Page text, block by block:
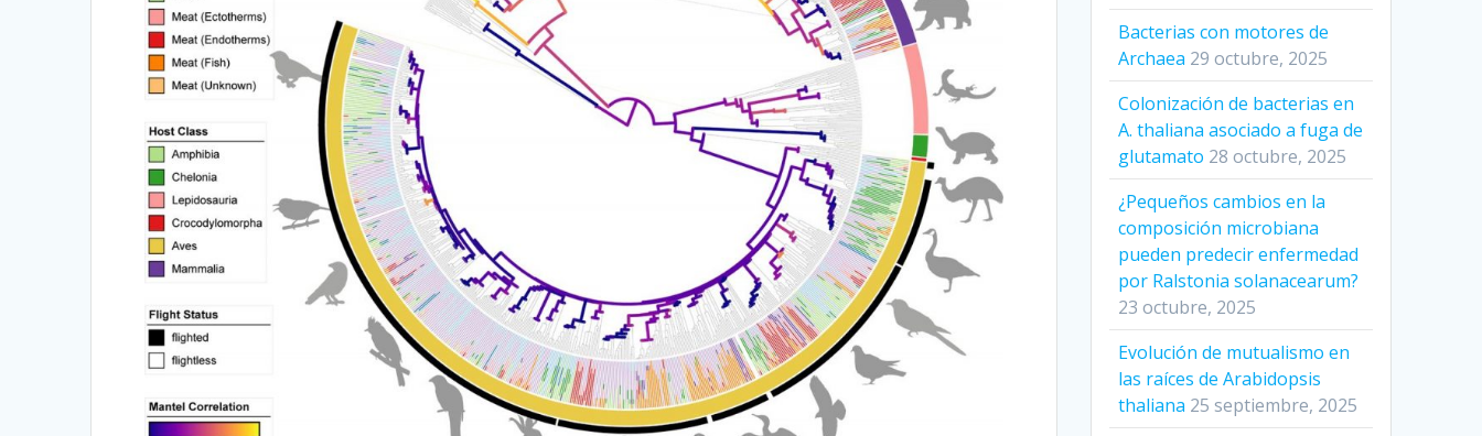
Bacterias con motores de
Archaea 29 octubre, 2025
Colonización de bacterias en
A. thaliana asociado a fuga de
glutamato 28 octubre, 2025
¿Pequeños cambios en la
composición microbiana
pueden predecir enfermedad
por Ralstonia solanacearum?
23 octubre, 2025
Evolución de mutualismo en
las raíces de Arabidopsis
thaliana 25 septiembre, 2025